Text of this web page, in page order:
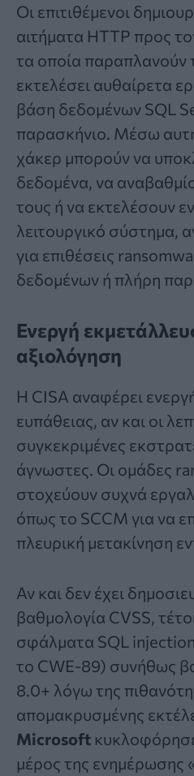
Οι επιτιθέμενοι
αιτήματα HTTP προς
τα οποία παραπλανούν
εκτελέσει αυθαίρετα
βάση δεδομένων SQL
παρασκήνιο. Μέσω
χάκερ μπορούν να
δεδομένα, να
τους ή να εκτελέσουν
λειτουργικό σύστημα,
για επιθέσεις
δεδομένων ή πλήρη
Ενεργή
αξιολόγηση
Η CISA αναφέρει
ευπάθειας, αν και οι
συγκεκριμένες
άγνωστες. Οι ομάδες
στοχεύουν συχνά
όπως το SCCM για να
πλευρική μετακίνηση
Αν και δεν έχει
βαθμολογία CVSS,
σφάλματα SQL
το CWE-89) συνήθως
8.0+ λόγω της
απομακρυσμένης
Microsoft
μέρος της ενημέρωσης